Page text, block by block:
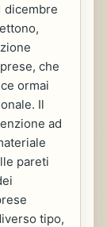
dicembre
che
ormai
Il
ad
pareti
tipo,